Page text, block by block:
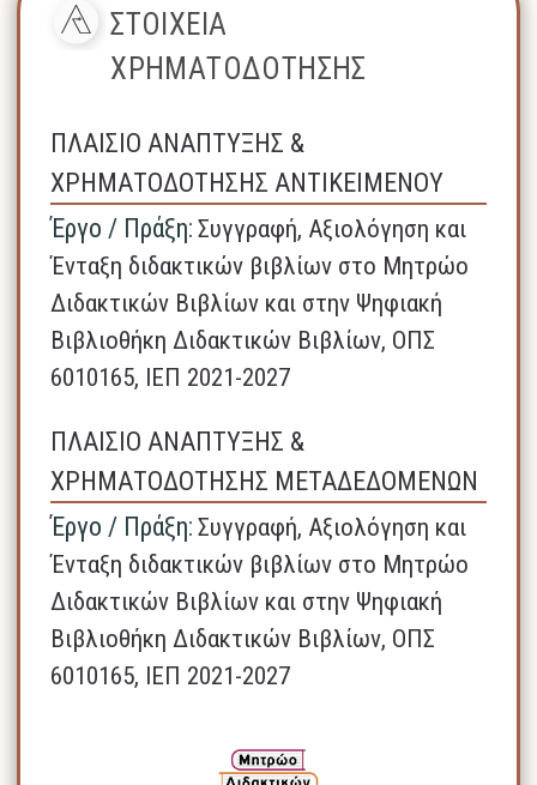
ΣΤΟΙΧΕΙΑ
ΧΡΗΜΑΤΟΔΟΤΗΣΗΣ
ΠΛΑΙΣΙΟ ΑΝΑΠΤΥΞΗΣ &
ΧΡΗΜΑΤΟΔΟΤΗΣΗΣ ΑΝΤΙΚΕΙΜΕΝΟΥ
Έργο / Πράξη: Συγγραφή, Αξιολόγηση και
Ένταξη διδακτικών βιβλίων στο Μητρώο
Διδακτικών Βιβλίων και στην Ψηφιακή
Βιβλιοθήκη Διδακτικών Βιβλίων, ΟΠΣ
6010165, ΙΕΠ 2021-2027
ΠΛΑΙΣΙΟ ΑΝΑΠΤΥΞΗΣ &
ΧΡΗΜΑΤΟΔΟΤΗΣΗΣ ΜΕΤΑΔΕΔΟΜΕΝΩΝ
Έργο / Πράξη: Συγγραφή, Αξιολόγηση και
Ένταξη διδακτικών βιβλίων στο Μητρώο
Διδακτικών Βιβλίων και στην Ψηφιακή
Βιβλιοθήκη Διδακτικών Βιβλίων, ΟΠΣ
6010165, ΙΕΠ 2021-2027